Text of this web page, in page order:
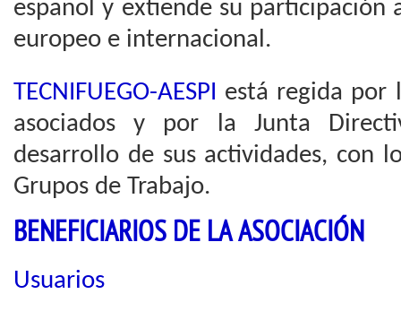
español y extiende su participación
europeo e internacional.
TECNIFUEGO-AESPI está regida por
asociados y por la Junta
desarrollo de sus actividades, con
Grupos de Trabajo.
BENEFICIARIOS DE LA ASOCIACIÓN
Usuarios